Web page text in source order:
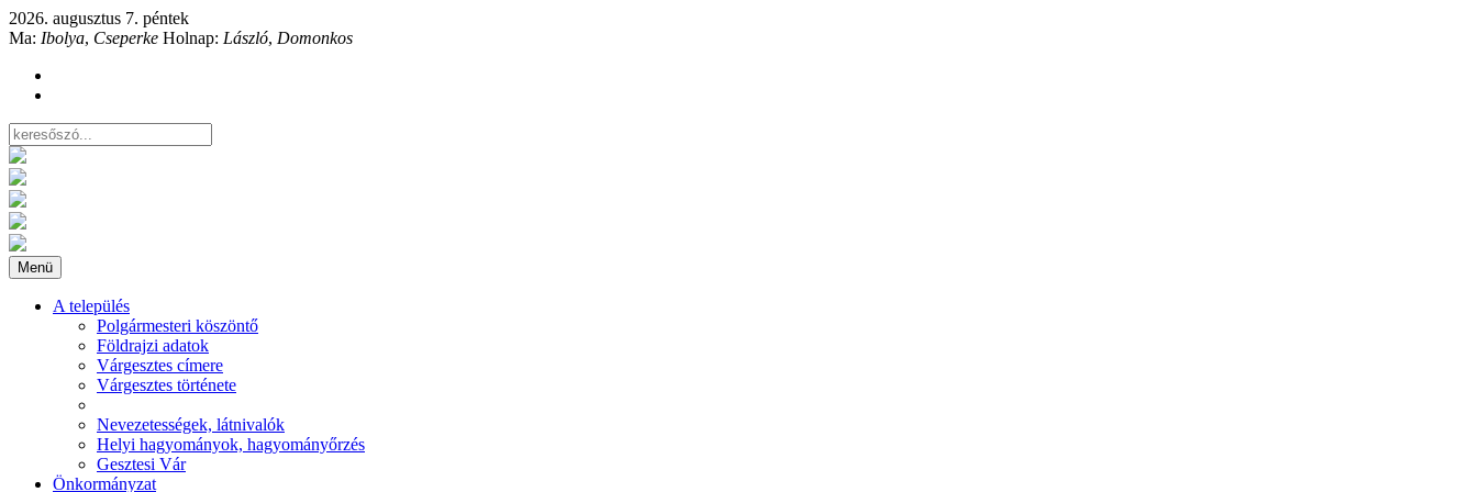
2026. augusztus 7. péntek
Ma: Ibolya, Cseperke Holnap: László, Domonkos
Menü
A település
Polgármesteri köszöntő
Földrajzi adatok
Várgesztes címere
Várgesztes története
Nevezetességek, látnivalók
Helyi hagyományok, hagyományőrzés
Gesztesi Vár
Önkormányzat